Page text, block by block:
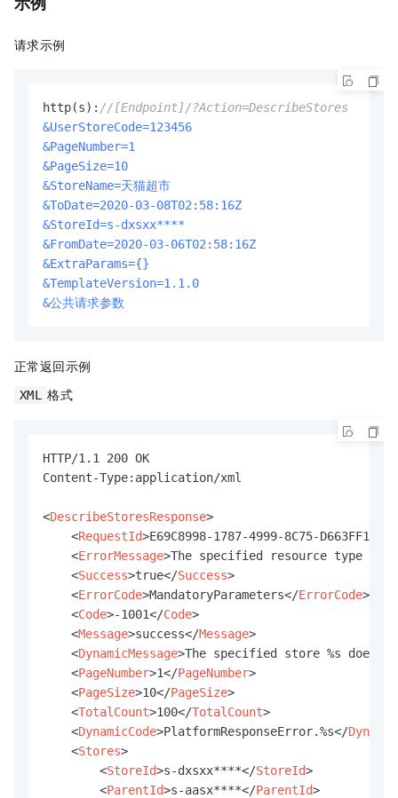
请求示例
http(s): //[Endpoint]/?Action=DescribeStores
&UserStoreCode=123456
&PageNumber=1
&PageSize=10
&StoreName=天猫超市
&ToDate=2020-03-08T02:58:16Z
&StoreId=s-dxsxx****
&FromDate=2020-03-06T02:58:16Z
&ExtraParams={}
&TemplateVersion=1.1.0
&公共请求参数
正常返回示例
XML 格式
HTTP/1.1 200 OK
Content-Type:application/xml
<DescribeStoresResponse>
<RequestId>E69C8998-1787-4999-8C75-
<ErrorMessage>The specified resource type is
<Success>true</Success>
<ErrorCode>MandatoryParameters</ErrorCode>
<Code>-1001</Code>
<Message>success</Message>
<DynamicMessage>The specified store %s does
<PageNumber>1</PageNumber>
<PageSize>10</PageSize>
<TotalCount>100</TotalCount>
<DynamicCode>PlatformResponseError.%s</
<Stores>
<StoreId>s-dxsxx****</StoreId>
<ParentId>s-aasx****</ParentId>